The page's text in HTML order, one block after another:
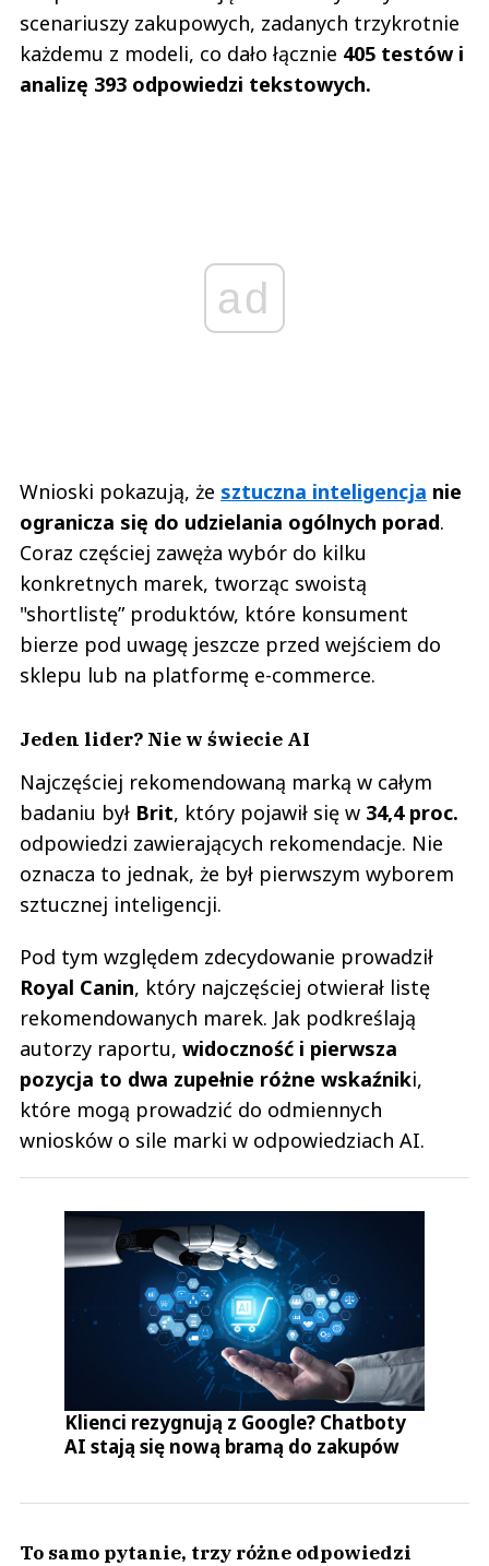
scenariuszy zakupowych, zadanych trzykrotnie
każdemu z modeli, co dało łącznie 405 testów i
analizę 393 odpowiedzi tekstowych.
ad
Wnioski pokazują, że sztuczna inteligencja nie
ogranicza się do udzielania ogólnych porad.
Coraz częściej zawęża wybór do kilku
konkretnych marek, tworząc swoistą
"shortlistę” produktów, które konsument
bierze pod uwagę jeszcze przed wejściem do
sklepu lub na platformę e-commerce.
Jeden lider? Nie w świecie AI
Najczęściej rekomendowaną marką w całym
badaniu był Brit, który pojawił się w 34,4 proc.
odpowiedzi zawierających rekomendacje. Nie
oznacza to jednak, że był pierwszym wyborem
sztucznej inteligencji.
Pod tym względem zdecydowanie prowadził
Royal Canin, który najczęściej otwierał listę
rekomendowanych marek. Jak podkreślają
autorzy raportu, widoczność i pierwsza
pozycja to dwa zupełnie różne wskaźniki,
które mogą prowadzić do odmiennych
wniosków o sile marki w odpowiedziach AI.
Klienci rezygnują z Google? Chatboty
AI stają się nową bramą do zakupów
To samo pytanie, trzy różne odpowiedzi